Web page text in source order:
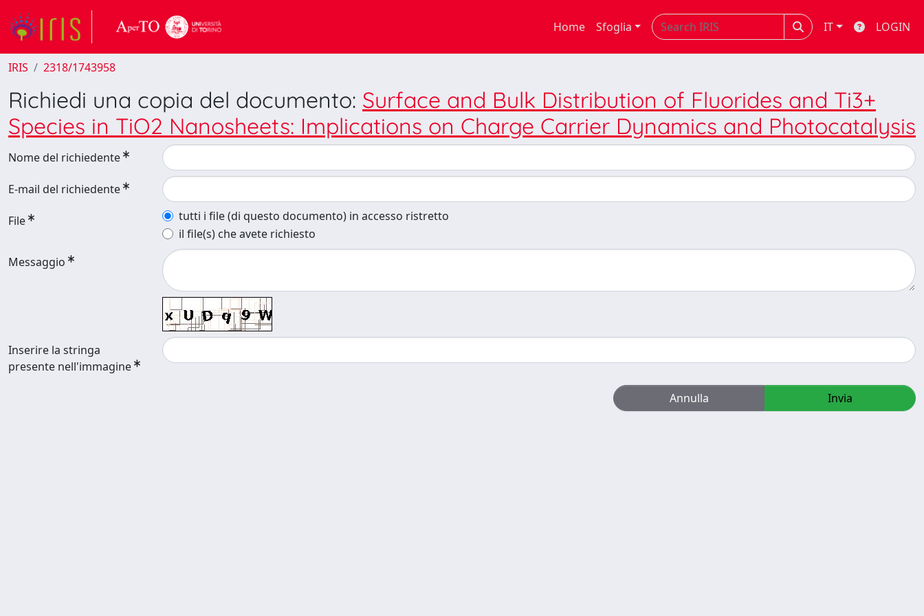
Home Sfoglia IT LOGIN
IRIS 2318/1743958
Richiedi una copia del documento: Surface and Bulk Distribution of Fluorides and Ti3+
Species in TiO2 Nanosheets: Implications on Charge Carrier Dynamics and Photocatalysis
Nome del richiedente
E-mail del richiedente
File
tutti i file (di questo documento) in accesso ristretto
il file(s) che avete richiesto
Messaggio
Inserire la stringa
presente nell'immagine
Annulla Invia